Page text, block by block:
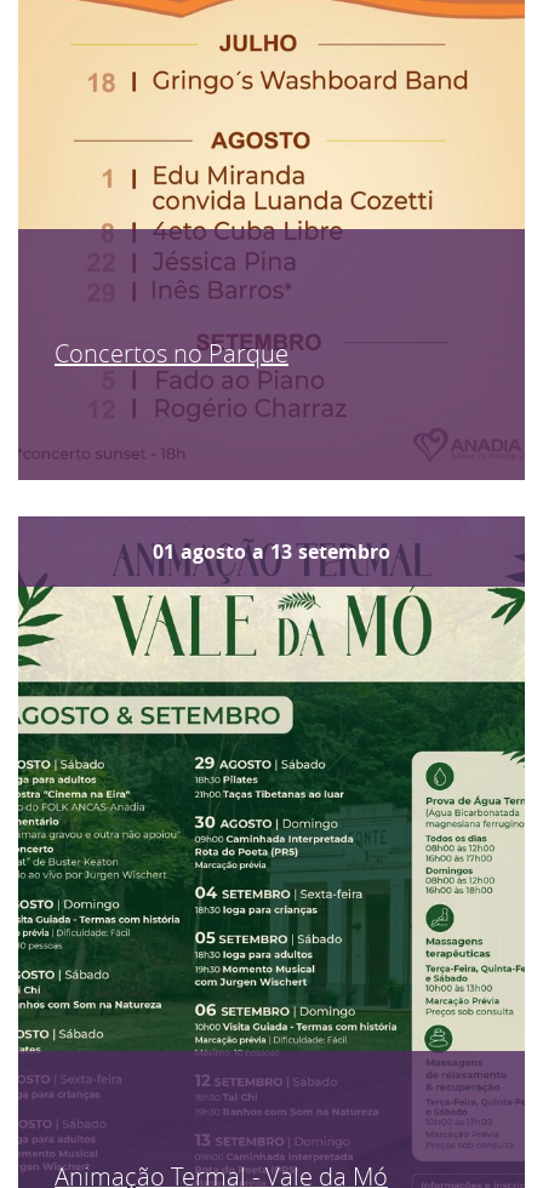
Concertos no Parque
01 agosto a 13 setembro
Animação Termal - Vale da Mó